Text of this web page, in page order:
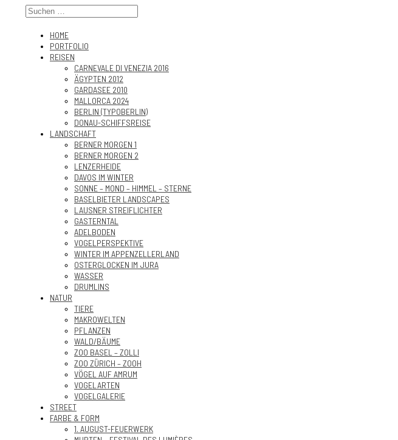
HOME
PORTFOLIO
REISEN
CARNEVALE DI VENEZIA 2016
ÄGYPTEN 2012
GARDASEE 2010
MALLORCA 2024
BERLIN (TYPOBERLIN)
DONAU-SCHIFFSREISE
LANDSCHAFT
BERNER MORGEN 1
BERNER MORGEN 2
LENZERHEIDE
DAVOS IM WINTER
SONNE – MOND – HIMMEL – STERNE
BASELBIETER LANDSCAPES
LAUSNER STREIFLICHTER
GASTERNTAL
ADELBODEN
VOGELPERSPEKTIVE
WINTER IM APPENZELLERLAND
OSTERGLOCKEN IM JURA
WASSER
DRUMLINS
NATUR
TIERE
MAKROWELTEN
PFLANZEN
WALD/BÄUME
ZOO BASEL – ZOLLI
ZOO ZÜRICH – ZOOH
VÖGEL AUF AMRUM
VOGELARTEN
VOGELGALERIE
STREET
FARBE & FORM
1. AUGUST-FEUERWERK